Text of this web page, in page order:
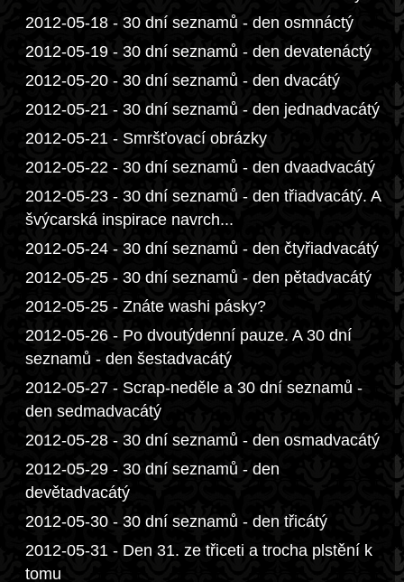
2012-05-18 - 30 dní seznamů - den osmnáctý
2012-05-19 - 30 dní seznamů - den devatenáctý
2012-05-20 - 30 dní seznamů - den dvacátý
2012-05-21 - 30 dní seznamů - den jednadvacátý
2012-05-21 - Smršťovací obrázky
2012-05-22 - 30 dní seznamů - den dvaadvacátý
2012-05-23 - 30 dní seznamů - den třiadvacátý. A
švýcarská inspirace navrch...
2012-05-24 - 30 dní seznamů - den čtyřiadvacátý
2012-05-25 - 30 dní seznamů - den pětadvacátý
2012-05-25 - Znáte washi pásky?
2012-05-26 - Po dvoutýdenní pauze. A 30 dní
seznamů - den šestadvacátý
2012-05-27 - Scrap-neděle a 30 dní seznamů -
den sedmadvacátý
2012-05-28 - 30 dní seznamů - den osmadvacátý
2012-05-29 - 30 dní seznamů - den
devětadvacátý
2012-05-30 - 30 dní seznamů - den třicátý
2012-05-31 - Den 31. ze třiceti a trocha plstění k
tomu